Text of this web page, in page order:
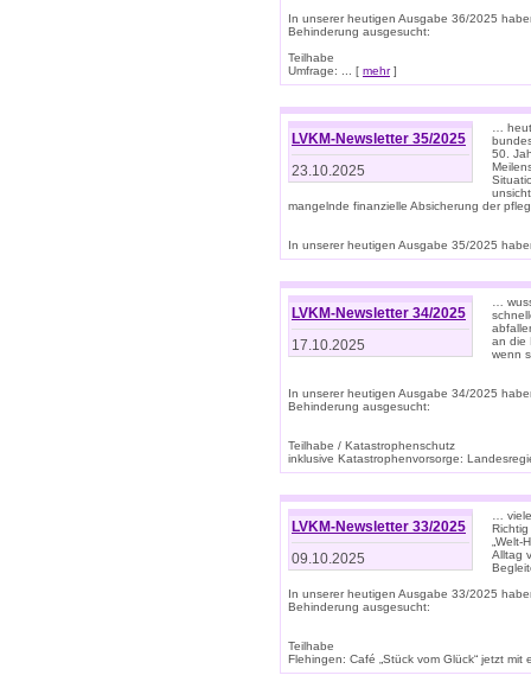
In unserer heutigen Ausgabe 36/2025
Behinderung ausgesucht:
Teilhabe
Umfrage: ... [ mehr]
LVKM-Newsletter 35/2025
23.10.2025
…
50.
mangelnde finanzielle Absicherung der
In unserer heutigen Ausgabe 35/2025
LVKM-Newsletter 34/2025
17.10.2025
…
an die
wenn
In unserer heutigen Ausgabe 34/2025
Behinderung ausgesucht:
Teilhabe / Katastrophenschutz
inklusive Katastrophenvorsorge:
LVKM-Newsletter 33/2025
09.10.2025
…
Alltag
In unserer heutigen Ausgabe 33/2025
Behinderung ausgesucht:
Teilhabe
Flehingen: Café „Stück vom Glück“ jetzt mit